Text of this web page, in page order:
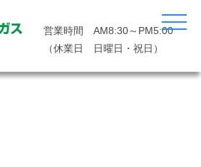
営業時間 AM8:30～PM5:00
（休業日 日曜日・祝日）